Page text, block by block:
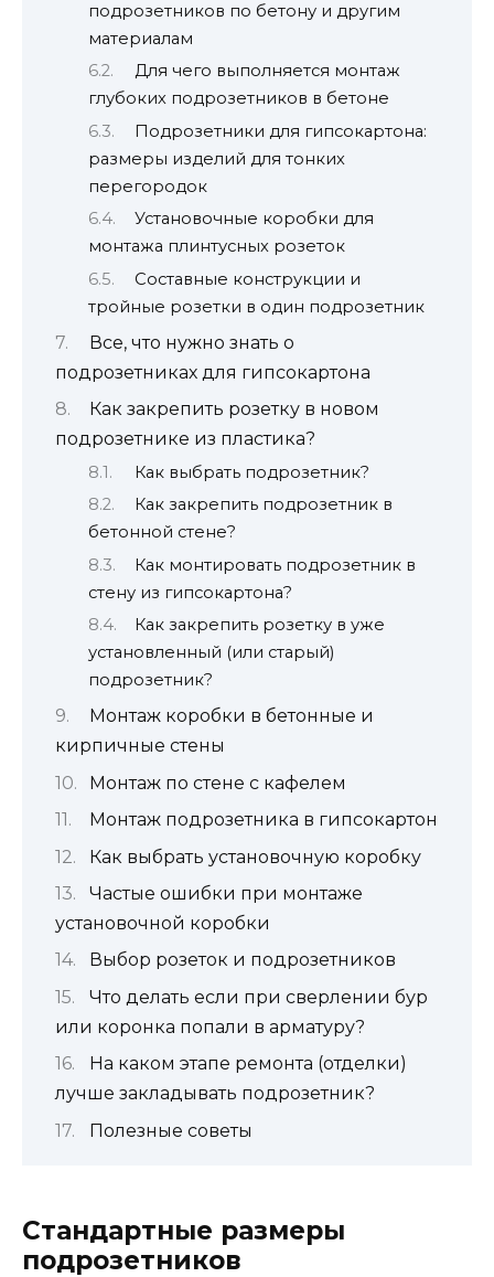
подрозетников по бетону и другим
материалам
Для чего выполняется монтаж
глубоких подрозетников в бетоне
Подрозетники для гипсокартона:
размеры изделий для тонких
перегородок
Установочные коробки для
монтажа плинтусных розеток
Составные конструкции и
тройные розетки в один подрозетник
Все, что нужно знать о
подрозетниках для гипсокартона
Как закрепить розетку в новом
подрозетнике из пластика?
Как выбрать подрозетник?
Как закрепить подрозетник в
бетонной стене?
Как монтировать подрозетник в
стену из гипсокартона?
Как закрепить розетку в уже
установленный (или старый)
подрозетник?
Монтаж коробки в бетонные и
кирпичные стены
Монтаж по стене с кафелем
Монтаж подрозетника в гипсокартон
Как выбрать установочную коробку
Частые ошибки при монтаже
установочной коробки
Выбор розеток и подрозетников
Что делать если при сверлении бур
или коронка попали в арматуру?
На каком этапе ремонта (отделки)
лучше закладывать подрозетник?
Полезные советы
Стандартные размеры
подрозетников